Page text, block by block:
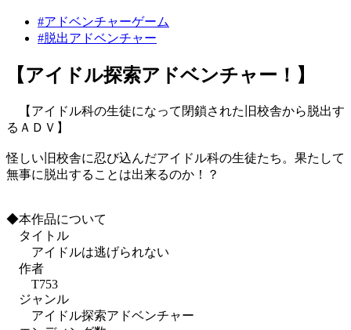
#アドベンチャーゲーム
#脱出アドベンチャー
【アイドル探索アドベンチャー！】
【アイドル科の生徒になって閉鎖された旧校舎から脱出す
るＡＤＶ】
怪しい旧校舎に忍び込んだアイドル科の生徒たち。果たして
無事に脱出することは出来るのか！？
◆本作品について
タイトル
アイドルは逃げられない
作者
T753
ジャンル
アイドル探索アドベンチャー